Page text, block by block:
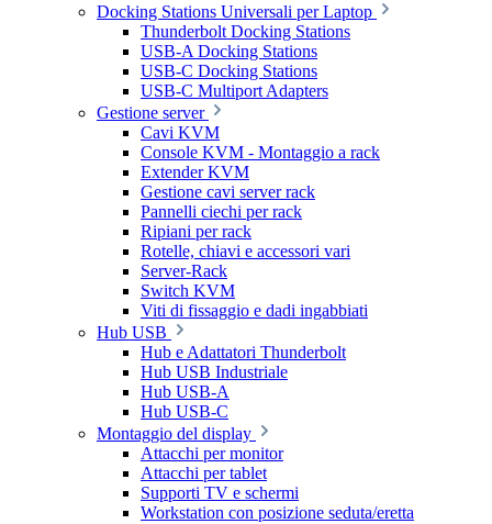
Docking Stations Universali per Laptop
Thunderbolt Docking Stations
USB-A Docking Stations
USB-C Docking Stations
USB-C Multiport Adapters
Gestione server
Cavi KVM
Console KVM - Montaggio a rack
Extender KVM
Gestione cavi server rack
Pannelli ciechi per rack
Ripiani per rack
Rotelle, chiavi e accessori vari
Server-Rack
Switch KVM
Viti di fissaggio e dadi ingabbiati
Hub USB
Hub e Adattatori Thunderbolt
Hub USB Industriale
Hub USB-A
Hub USB-C
Montaggio del display
Attacchi per monitor
Attacchi per tablet
Supporti TV e schermi
Workstation con posizione seduta/eretta